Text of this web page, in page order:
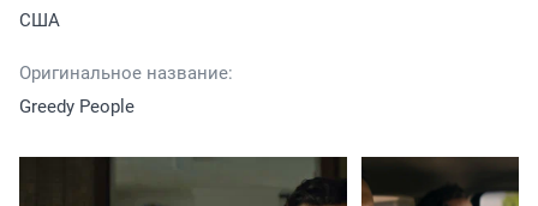
США
Оригинальное название:
Greedy People